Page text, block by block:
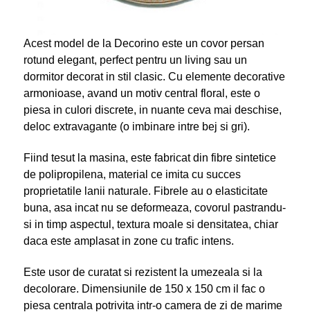
Acest model de la Decorino este un covor persan
rotund elegant, perfect pentru un living sau un
dormitor decorat in stil clasic. Cu elemente decorative
armonioase, avand un motiv central floral, este o
piesa in culori discrete, in nuante ceva mai deschise,
deloc extravagante (o imbinare intre bej si gri).
Fiind tesut la masina, este fabricat din fibre sintetice
de polipropilena, material ce imita cu succes
proprietatile lanii naturale. Fibrele au o elasticitate
buna, asa incat nu se deformeaza, covorul pastrandu-
si in timp aspectul, textura moale si densitatea, chiar
daca este amplasat in zone cu trafic intens.
Este usor de curatat si rezistent la umezeala si la
decolorare. Dimensiunile de 150 x 150 cm il fac o
piesa centrala potrivita intr-o camera de zi de marime